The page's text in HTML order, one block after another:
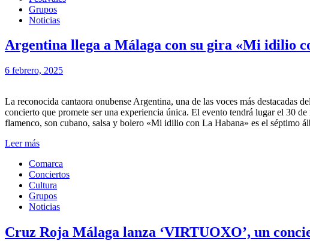
Grupos
Noticias
Argentina llega a Málaga con su gira «Mi idilio
6 febrero, 2025
La reconocida cantaora onubense Argentina, una de las voces más
concierto que promete ser una experiencia única. El evento tendrá lugar el 30
flamenco, son cubano, salsa y bolero «Mi idilio con La Habana» es el séptimo
Leer más
Comarca
Conciertos
Cultura
Grupos
Noticias
Cruz Roja Málaga lanza ‘VIRTUOXO’, un